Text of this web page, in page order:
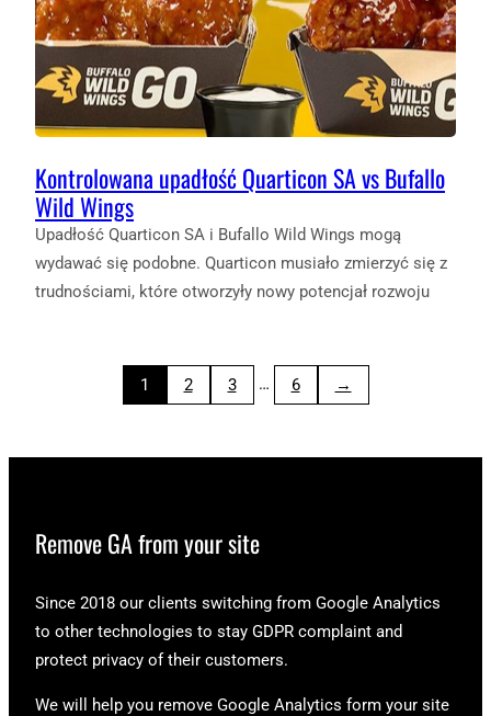
Kontrolowana upadłość Quarticon SA vs Bufallo
Wild Wings
Upadłość Quarticon SA i Bufallo Wild Wings mogą
wydawać się podobne. Quarticon musiało zmierzyć się z
trudnościami, które otworzyły nowy potencjał rozwoju
1 2 3 … 6 →
Remove GA from your site
Since 2018 our clients switching from Google Analytics
to other technologies to stay GDPR complaint and
protect privacy of their customers.
We will help you remove Google Analytics form your site